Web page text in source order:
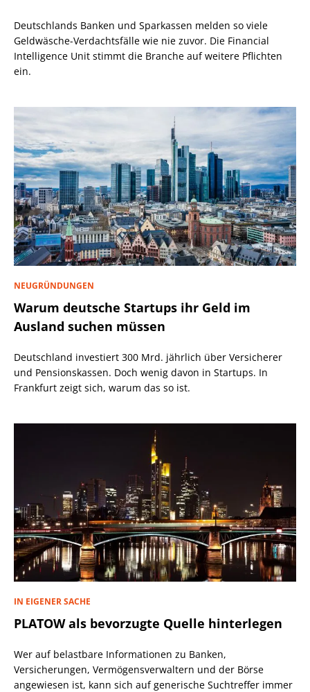
Deutschlands Banken und Sparkassen melden so viele
Geldwäsche-Verdachtsfälle wie nie zuvor. Die Financial
Intelligence Unit stimmt die Branche auf weitere Pflichten
ein.
NEUGRÜNDUNGEN
Warum deutsche Startups ihr Geld im
Ausland suchen müssen
Deutschland investiert 300 Mrd. jährlich über Versicherer
und Pensionskassen. Doch wenig davon in Startups. In
Frankfurt zeigt sich, warum das so ist.
IN EIGENER SACHE
PLATOW als bevorzugte Quelle hinterlegen
Wer auf belastbare Informationen zu Banken,
Versicherungen, Vermögensverwaltern und der Börse
angewiesen ist, kann sich auf generische Suchtreffer immer